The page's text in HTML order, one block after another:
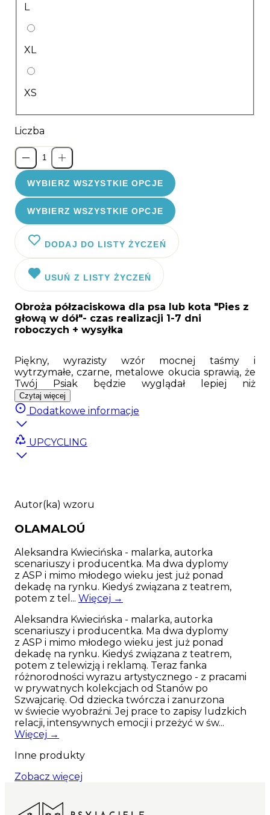
L
XL
XS
Liczba
WYBIERZ WSZYSTKIE OPCJE
WYBIERZ WSZYSTKIE OPCJE
DODAJ DO LISTY ŻYCZEŃ
USUŃ Z LISTY ŻYCZEŃ
Obroża półzaciskowa dla psa lub kota "Pies z
głową w dół"- czas realizacji 1-7 dni
roboczych + wysyłka
Piękny, wyrazisty wzór mocnej taśmy i
wytrzymałe, czarne, metalowe okucia sprawią, że
Twój Psiak będzie wyglądał lepiej niż
instablogerki:). Nasza obroża półzaciskowa to
materiały najwyższej jakości połączone z
unikalnym designem, dostępnym tylko na
Psyjaciele.com. Mocna, specjalna taśma z
dwustronnym nadrukiem, bardzo wytrzymałe,
metalowe okucia oraz regulatory firmy Duraflex
metalowej ramce i 2 D ringach - co zapobiega
skręcaniu się taśmy jak w przypadku obroży
półzaciskowych opartych wyłącznie na D ringach.
psów, które mają większe karczycho niż głowę lub
po prostu mają tendencje do uciekania.
mechanizm obroży zaciska się przy pociągnięciu
uniemożliwiając ucieczkę. Jest to również dobre
rozwiązanie dla psów długowłosych, którym sierść
Obroża została wykonana ręcznie w Polsce, z
najwyższej jakości materiałów gwarantujących
długie i wygodne użytkowanie. Do obroży możesz
dopasować smycz zwykła lub przepinaną oraz
etui na kupoworki czy pas do samochodu.
PRZED ZAKUPEM ZERKNIJ DO TABELI Z
WYMIARAMI PONIŻEJ CENY I SPRAWDŹ TEŻ
OPCJE DODATKOWE:)Pamiętaj jednak, iż
zgodnie z prawem produkty personalizowane
dwustronna, bardzo wytrzymała taśma o
atmosferyczne okucia i regulatory marki Duraflex;
Czytaj więcej
Dodatkowe informacje
UPCYCLING
Autor(ka) wzoru
OLAMALOÚ
Aleksandra Kwiecińska - malarka, autorka
scenariuszy i producentka. Ma dwa dyplomy
z ASP i mimo młodego wieku jest już ponad
dekadę na rynku. Kiedyś związana z teatrem,
potem z tel... Więcej →
Aleksandra Kwiecińska - malarka, autorka
scenariuszy i producentka. Ma dwa dyplomy
z ASP i mimo młodego wieku jest już ponad
dekadę na rynku. Kiedyś związana z teatrem,
potem z telewizją i reklamą. Teraz fanka
różnorodności wyrazu artystycznego - z pracami
w prywatnych kolekcjach od Stanów po
Szwajcarię. Od dziecka twórcza i zanurzona
w świecie wyobraźni. Jej prace to zapisy ludzkich
relacji, intensywnych emocji i przeżyć w św...
Więcej →
Inne produkty
Zobacz więcej